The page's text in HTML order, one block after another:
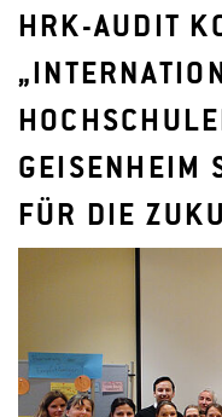
HRK-AUDIT
GEISENHEIM
FÜR DIE